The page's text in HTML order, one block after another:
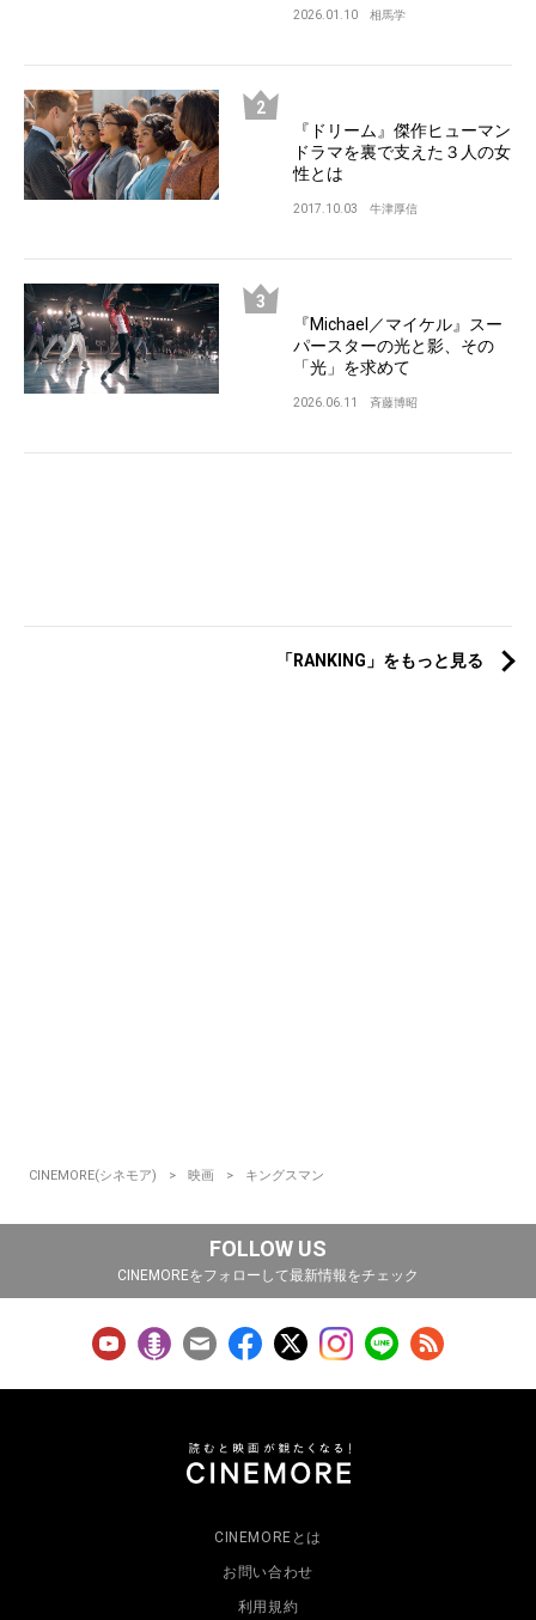
2026.01.10 相馬学
『ドリーム』傑作ヒューマン
ドラマを裏で支えた３人の女
性とは
2017.10.03 牛津厚信
『Michael／マイケル』スー
パースターの光と影、その
「光」を求めて
2026.06.11 斉藤博昭
「RANKING」をもっと見る
CINEMORE(シネモア) 映画 キングスマン
FOLLOW US
CINEMOREをフォローして最新情報をチェック
CINEMOREとは
お問い合わせ
利用規約